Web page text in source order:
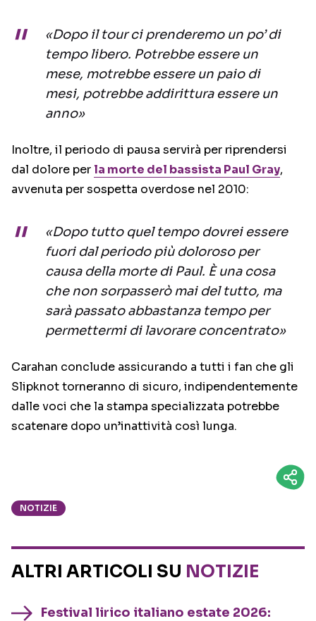
«Dopo il tour ci prenderemo un po’ di
tempo libero. Potrebbe essere un
mese, motrebbe essere un paio di
mesi, potrebbe addirittura essere un
anno»
Inoltre, il periodo di pausa servirà per riprendersi
dal dolore per la morte del bassista Paul Gray,
avvenuta per sospetta overdose nel 2010:
«Dopo tutto quel tempo dovrei essere
fuori dal periodo più doloroso per
causa della morte di Paul. È una cosa
che non sorpasserò mai del tutto, ma
sarà passato abbastanza tempo per
permettermi di lavorare concentrato»
Carahan conclude assicurando a tutti i fan che gli
Slipknot torneranno di sicuro, indipendentemente
dalle voci che la stampa specializzata potrebbe
scatenare dopo un’inattività così lunga.
NOTIZIE
ALTRI ARTICOLI SU NOTIZIE
Festival lirico italiano estate 2026: